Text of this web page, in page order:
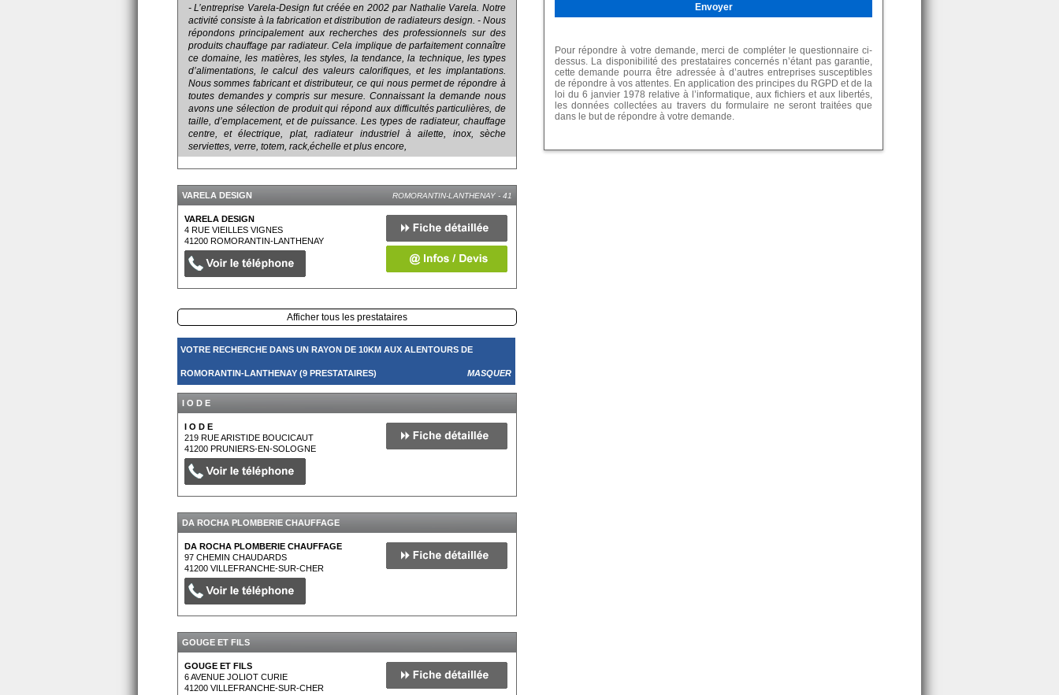
- L’entreprise Varela-Design fut créée en 2002 par Nathalie Varela. Notre
activité consiste à la fabrication et distribution de radiateurs design. - Nous
répondons principalement aux recherches des professionnels sur des
produits chauffage par radiateur. Cela implique de parfaitement connaître
ce domaine, les matières, les styles, la tendance, la technique, les types
d’alimentations, le calcul des valeurs calorifiques, et les implantations.
Nous sommes fabricant et distributeur, ce qui nous permet de répondre à
toutes demandes y compris sur mesure. Connaissant la demande nous
avons une sélection de produit qui répond aux difficultés particulières, de
taille, d’emplacement, et de puissance. Les types de radiateur, chauffage
centre, et électrique, plat, radiateur industriel à ailette, inox, sèche
serviettes, verre, totem, rack,échelle et plus encore,
VARELA DESIGN ROMORANTIN-LANTHENAY - 41
VARELA DESIGN
4 RUE VIEILLES VIGNES
41200ROMORANTIN-LANTHENAY
Afficher tous les prestataires
VOTRE RECHERCHE DANS UN RAYON DE 10KM AUX ALENTOURS DE
ROMORANTIN-LANTHENAY (9 PRESTATAIRES) MASQUER
I O D E
I O D E
219 RUE ARISTIDE BOUCICAUT
41200PRUNIERS-EN-SOLOGNE
DA ROCHA PLOMBERIE CHAUFFAGE
DA ROCHA PLOMBERIE CHAUFFAGE
97 CHEMIN CHAUDARDS
41200VILLEFRANCHE-SUR-CHER
GOUGE ET FILS
GOUGE ET FILS
6 AVENUE JOLIOT CURIE
41200VILLEFRANCHE-SUR-CHER
Pour répondre à votre demande, merci de compléter le questionnaire ci-
dessus. La disponibilité des prestataires concernés n’étant pas garantie,
cette demande pourra être adressée à d’autres entreprises susceptibles
de répondre à vos attentes. En application des principes du RGPD et de la
loi du 6 janvier 1978 relative à l’informatique, aux fichiers et aux libertés,
les données collectées au travers du formulaire ne seront traitées que
dans le but de répondre à votre demande.